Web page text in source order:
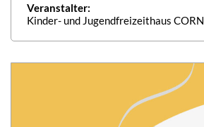
Veranstalter:
Kinder- und Jugendfreizeithaus CORN